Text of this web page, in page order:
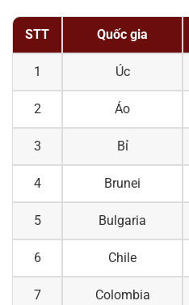
STT Quốc gia
1 Úc
2 Áo
3 Bỉ
4 Brunei
5 Bulgaria
6 Chile
7 Colombia